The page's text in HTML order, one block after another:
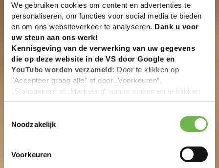
We gebruiken cookies om content en advertenties te
personaliseren, om functies voor social media te bieden
en om ons websiteverkeer te analyseren. Dank u voor
uw steun aan ons werk!
Kennisgeving van de verwerking van uw gegevens
die op deze website in de VS door Google en
YouTube worden verzameld: Door te klikken op
"Accepteer graag alle" of door „Voorkeuren“,
„Statistieken“ of „Marketing“ aan te vinken en te klikken
op "Selectie handmatig instellen", stemt u er ook mee in
overeenstemming met Art. 49 (1) zin 1 lit. a DSGVO. De
VS zijn door het Europees Hof van Justitie beoordeeld
gegevensbescherming volgens EU-normen. In het
Noodzakelijk
Voorkeuren